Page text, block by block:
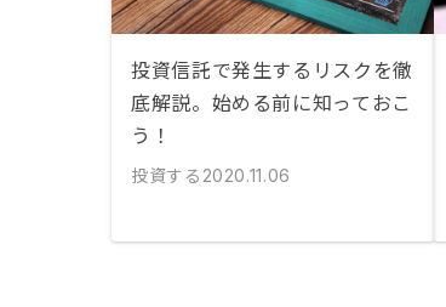
投資信託で発生するリスクを徹
底解説。始める前に知っておこ
う！
投資する 2020.11.06